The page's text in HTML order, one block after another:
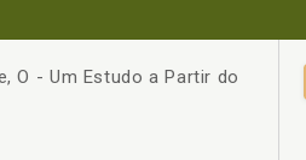
O - Um Estudo a Partir do